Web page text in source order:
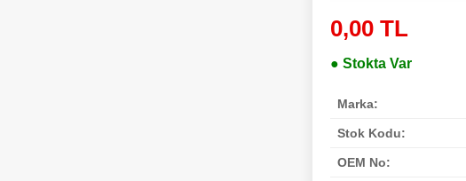
0,00 TL
● Stokta Var
Marka:
Stok Kodu:
OEM No: